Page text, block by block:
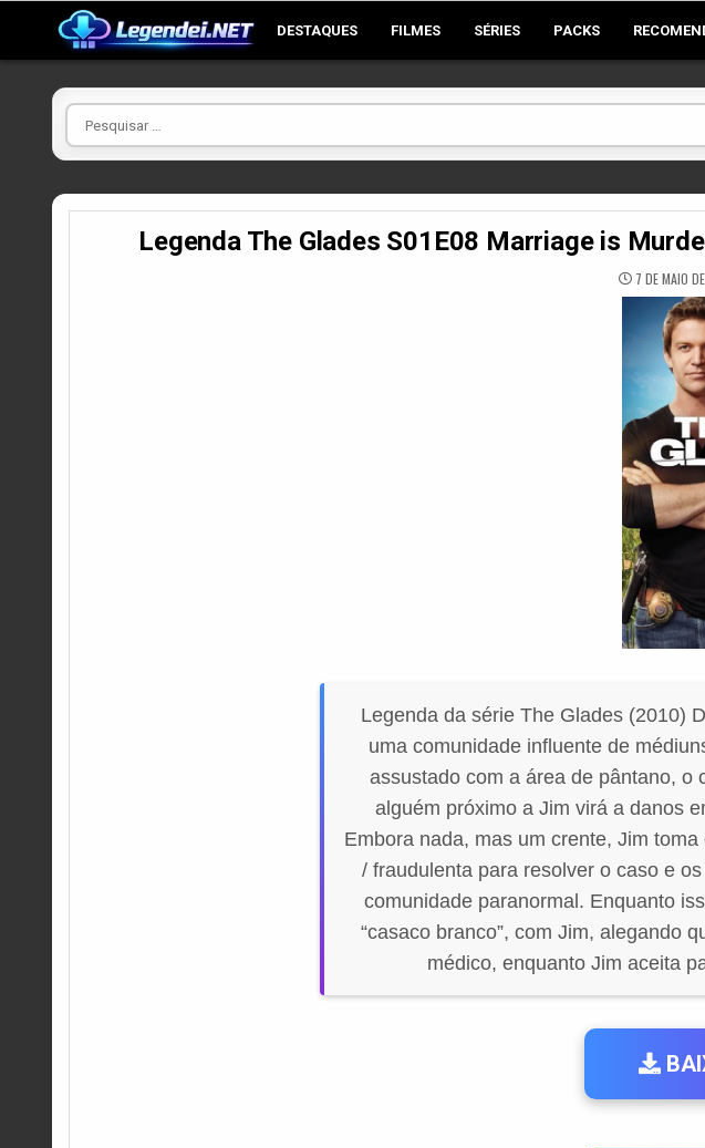
DESTAQUES FILMES SÉRIES PACKS
Pesquisar
por
Legenda The Glades S01E08 Marriage is
7 DE MAIO
Legenda da série The Glades (2010)
uma comunidade influente de
assustado com a área de pântano, o
alguém próximo a Jim virá a danos
Embora nada, mas um crente, Jim
/ fraudulenta para resolver o caso e
comunidade paranormal. Enquanto
“casaco branco”, com Jim, alegando
médico, enquanto Jim aceita